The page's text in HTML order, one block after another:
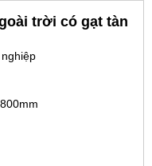
trời có gạt tàn